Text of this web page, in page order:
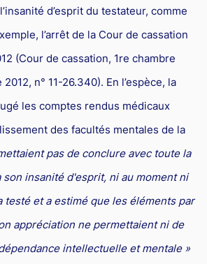
d’esprit du testateur, comme
l’arrêt de la Cour de cassation
(Cour de cassation, 1re chambre
n° 11-26.340). En l’espèce, la
les comptes rendus médicaux
des facultés mentales de la
pas de conclure avec toute la
insanité d'esprit, ni au moment ni
testé et a estimé que les éléments par
appréciation ne permettaient ni de
intellectuelle et mentale »